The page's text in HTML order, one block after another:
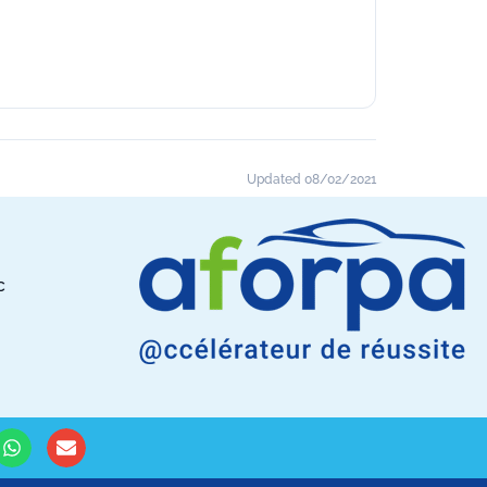
Updated 08/02/2021